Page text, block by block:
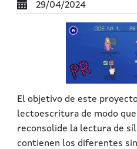
29/04/2024
El objetivo de este
lectoescritura de modo
reconsolide la lectura de
contienen los diferentes